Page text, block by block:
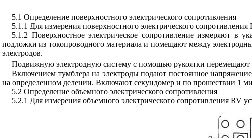
5.1 Определение поверхностного электрического сопротивления
5.1.1 Для измерения поверхностного электрического сопротивления
5.1.2 Поверхностное электрическое сопротивление измеряют в
подложки из токопроводного материала и помещают между
электродов.
Подвижную электродную систему с помощью рукоятки перемещают
Включением тумблера на электроды подают постоянное
на определенном делении. Включают секундомер и по прошествии 1
5.2 Определение объемного электрического сопротивления
5.2.1 Для измерения объемного электрического сопротивления RV